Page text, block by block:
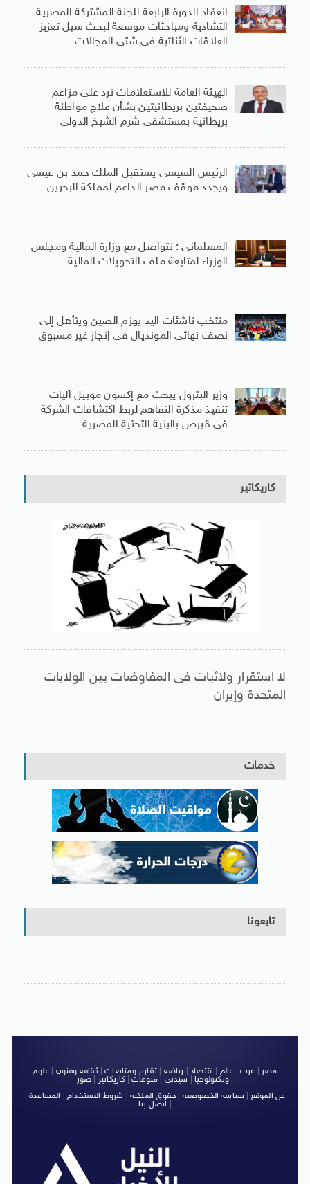
انعقاد الدورة الرابعة للجنة المشتركة المصرية
التشادية ومباحثات موسعة لبحث سبل تعزيز
العلاقات الثنائية فى شتى المجالات
الهيئة العامة للاستعلامات ترد على مزاعم
صحيفتين بريطانيتين بشأن علاج مواطنة
بريطانية بمستشفى شرم الشيخ الدولى
الرئيس السيسى يستقبل الملك حمد بن عيسى
ويجدد موقف مصر الداعم لمملكة البحرين
المسلمانى : نتواصل مع وزارة المالية ومجلس
الوزراء لمتابعة ملف التحويلات المالية
منتخب ناشئات اليد يهزم الصين ويتأهل إلى
نصف نهائى المونديال فى إنجاز غير مسبوق
وزير البترول يبحث مع إكسون موبيل آليات
تنفيذ مذكرة التفاهم لربط اكتشافات الشركة
فى قبرص بالبنية التحتية المصرية
كاريكاتير
لا استقرار ولاثبات فى المفاوضات بين الولايات
المتحدة وإيران
خدمات
تابعونا
مصر عرب عالم اقتصاد رياضة |تقارير ومتابعات|ثقافة وفنون
علوم
وتكنولوجيا| سيدتى منوعات كاريكاتير صور
|
عن الموقع
سياسة الخصوصية حقوق الملكية شروط الاستخدام| المساعدة|
اتصل بنا